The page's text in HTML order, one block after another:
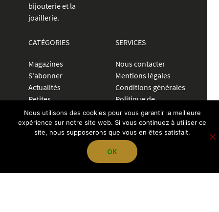
bijouterie et la
joaillerie.
CATÉGORIES
Magazines
S'abonner
Actualités
Petites
annonces
Communiquer
SERVICES
Nous contacter
Mentions légales
Conditions générales
Politique de
confidentialité
CRÉER UNE ANNONCE
Nous utilisons des cookies pour vous garantir la meilleure
expérience sur notre site web. Si vous continuez à utiliser ce
site, nous supposerons que vous en êtes satisfait.
OK